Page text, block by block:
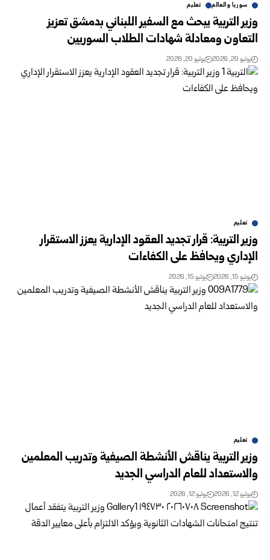
سوريا والعالم تعليم
وزير التربية يبحث مع السفير اللبناني بدمشق تعزيز
التعاون ومعادلة شهادات الطلاب السوريين
يوليو 20, 2026 يوليو 20, 2026
تعليم
وزير التربية: قرار تجديد العقود الإدارية يعزز الاستقرار
‏الإداري ويحافظ على الكفاءات
يوليو 15, 2026 يوليو 15, 2026
تعليم
وزير التربية يناقش الأنشطة الصيفية وتدريب المعلمين
‏والاستعداد للعام الدراسي الجديد
يوليو 12, 2026 يوليو 12, 2026